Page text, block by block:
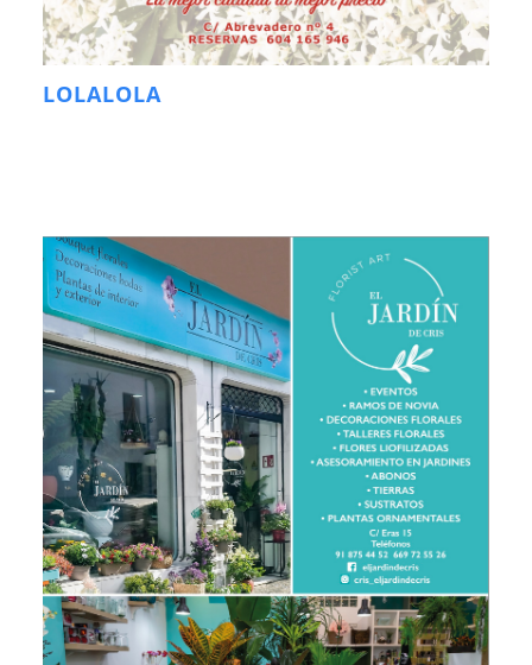
LOLALOLA